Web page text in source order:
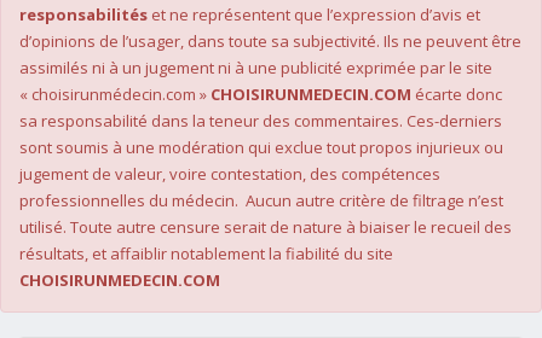
responsabilités et ne représentent que l’expression d’avis et
d’opinions de l’usager, dans toute sa subjectivité. Ils ne peuvent être
assimilés ni à un jugement ni à une publicité exprimée par le site
« choisirunmédecin.com » CHOISIRUNMEDECIN.COM écarte donc
sa responsabilité dans la teneur des commentaires. Ces-derniers
sont soumis à une modération qui exclue tout propos injurieux ou
jugement de valeur, voire contestation, des compétences
professionnelles du médecin. Aucun autre critère de filtrage n’est
utilisé. Toute autre censure serait de nature à biaiser le recueil des
résultats, et affaiblir notablement la fiabilité du site
CHOISIRUNMEDECIN.COM